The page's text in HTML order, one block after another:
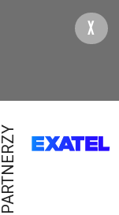
X
PARTNERZY